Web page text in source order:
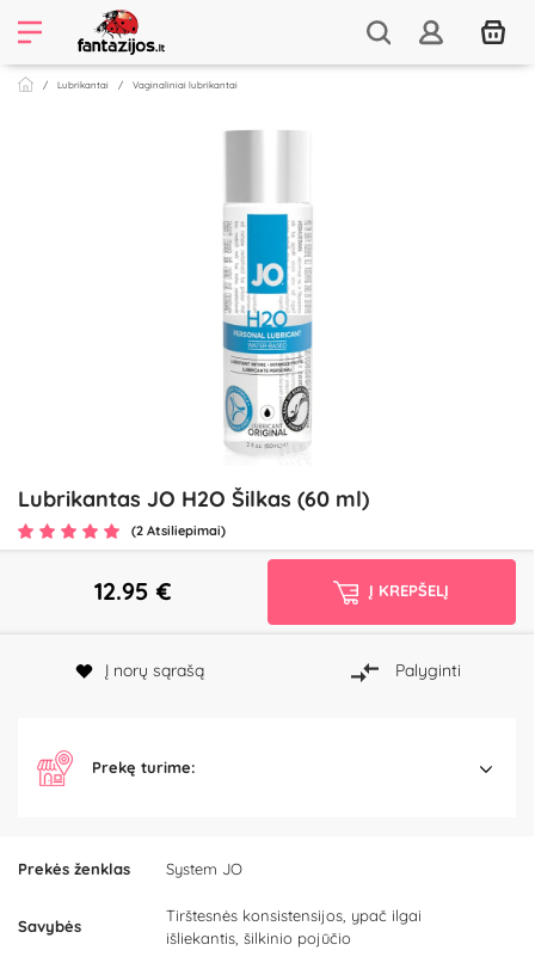
Lubrikantai Vaginaliniai lubrikantai
Lubrikantas JO H2O Šilkas (60 ml)
(2 Atsiliepimai)
Prekės ženklas System JO
Savybės
Tirštesnės konsistensijos, ypač ilgai
išliekantis, šilkinio pojūčio
12.95 € Į KREPŠELĮ
Į norų sąrašą Palyginti
Prekę turime: